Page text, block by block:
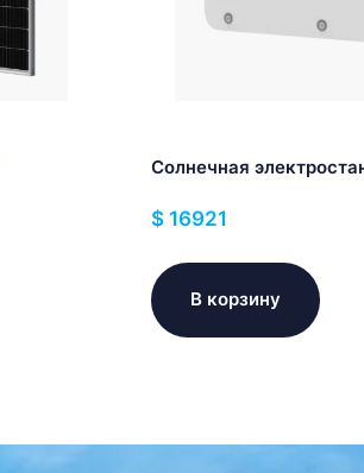
Солнечная
$16921
В корзину